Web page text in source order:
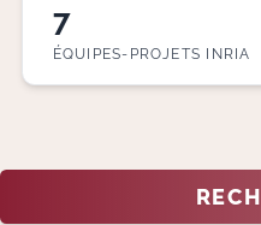
7
ÉQUIPES-PROJETS INRIA